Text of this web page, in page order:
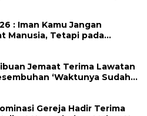
: Iman Kamu Jangan
Manusia, Tetapi pada
Jemaat Terima Lawatan
Gereja Hadir Terima